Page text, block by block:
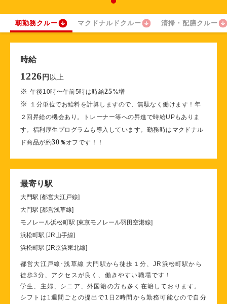
朝勤務クルー マクドナルドクルー 清掃・配膳クルー
時給
1226 円 以上
※午後10時〜午前5時は時給25%増
※
１分単位でお給料を計算しますので、無駄なく働けます！年
２回昇給の機会あり。トレーナー等への昇進で時給UPもありま
す。福利厚生プログラムも導入しています。勤務時はマクドナル
ド商品が約30 ％オフです！！
最寄り駅
大門駅 [都営大江戸線]
大門駅 [都営浅草線]
モノレール浜松町駅 [東京モノレール羽田空港線]
浜松町駅 [JR山手線]
浜松町駅 [JR京浜東北線]
都営大江戸線･浅草線 大門駅から徒歩１分、JR浜松町駅から
徒歩3分、アクセスが良く、働きやすい職場です！
学生、主婦、シニア、外国籍の方も多く在籍しております。
シフトは1週間ごとの提出で1日2時間から勤務可能なので自分